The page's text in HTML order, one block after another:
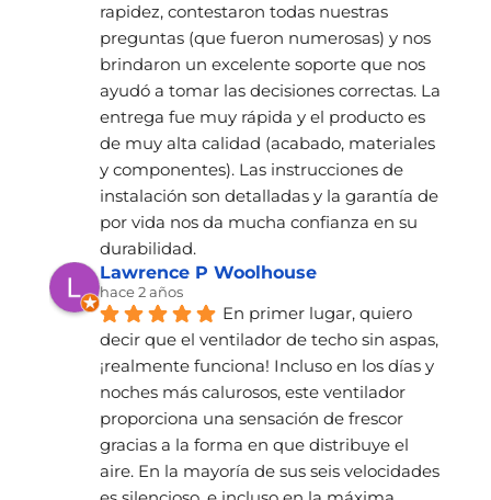
rapidez, contestaron todas nuestras
preguntas (que fueron numerosas) y nos
brindaron un excelente soporte que nos
ayudó a tomar las decisiones correctas. La
entrega fue muy rápida y el producto es
de muy alta calidad (acabado, materiales
y componentes). Las instrucciones de
instalación son detalladas y la garantía de
por vida nos da mucha confianza en su
durabilidad.
Lawrence P Woolhouse
hace 2 años
En primer lugar, quiero
decir que el ventilador de techo sin aspas,
¡realmente funciona! Incluso en los días y
noches más calurosos, este ventilador
proporciona una sensación de frescor
gracias a la forma en que distribuye el
aire. En la mayoría de sus seis velocidades